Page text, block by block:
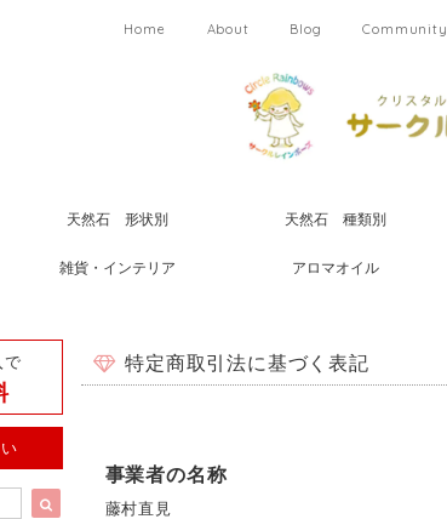
Home About Blog Community
天然石 形状別 天然石 種類別
雑貨・インテリア アロマオイル
で 特定商取引法に基づく表記
事業者の名称
藤村直見